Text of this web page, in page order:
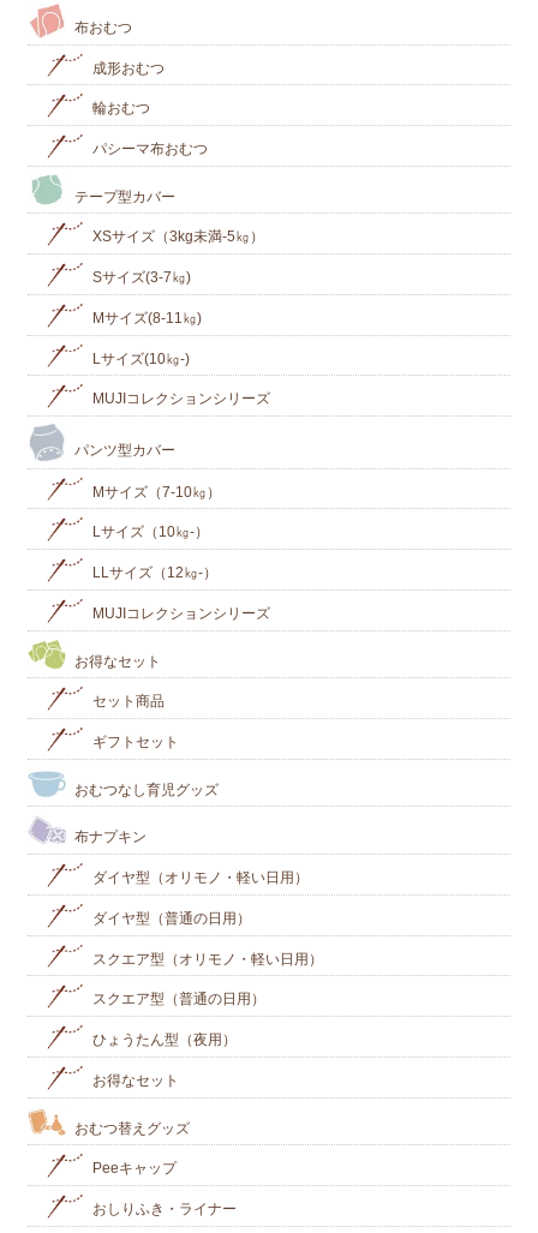
布おむつ
成形おむつ
輪おむつ
パシーマ布おむつ
テープ型カバー
XSサイズ（3kg未満-5㎏）
Sサイズ(3-7㎏)
Mサイズ(8-11㎏)
Lサイズ(10㎏‐)
MUJIコレクションシリーズ
パンツ型カバー
Mサイズ（7-10㎏）
Lサイズ（10㎏-）
LLサイズ（12㎏-）
MUJIコレクションシリーズ
お得なセット
セット商品
ギフトセット
おむつなし育児グッズ
布ナプキン
ダイヤ型（オリモノ・軽い日用）
ダイヤ型（普通の日用）
スクエア型（オリモノ・軽い日用）
スクエア型（普通の日用）
ひょうたん型（夜用）
お得なセット
おむつ替えグッズ
Peeキャップ
おしりふき・ライナー